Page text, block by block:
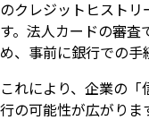
のクレジットヒスト
す。法人カードの審
め、事前に銀行での手
これにより、企業の
行の可能性が広がりま